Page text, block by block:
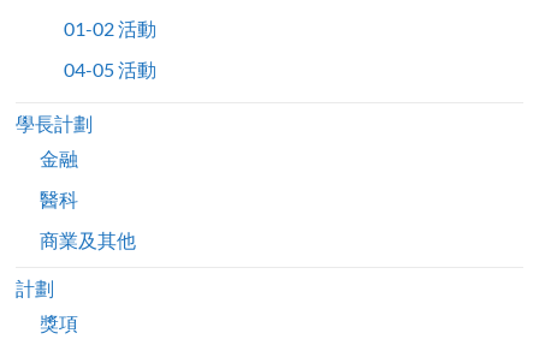
01-02 活動
04-05 活動
學長計劃
金融
醫科
商業及其他
計劃
獎項